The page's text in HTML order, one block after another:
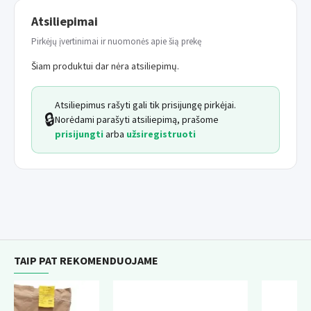
Atsiliepimai
Pirkėjų įvertinimai ir nuomonės apie šią prekę
Šiam produktui dar nėra atsiliepimų.
🔒
Atsiliepimus rašyti gali tik prisijungę pirkėjai.
Norėdami parašyti atsiliepimą, prašome
prisijungti arba užsiregistruoti
TAIP PAT REKOMENDUOJAME